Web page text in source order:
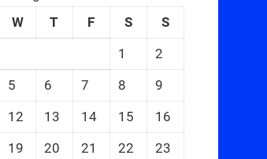
W T F S
S
1
2
5 6 7 8
9
12 13 14 15
16
19 20 21 22
23